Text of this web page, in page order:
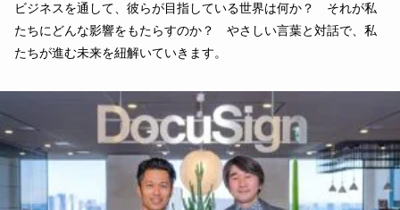
ビジネスを通して、彼らが目指している世界は何か？ それが私
たちにどんな影響をもたらすのか？ やさしい言葉と対話で、私
たちが進む未来を紐解いていきます。